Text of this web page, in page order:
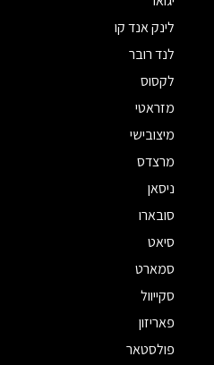
לינק אנד קו
לנד רובר
לקסוס
מזראטי
מיצובישי
מרצדס
ניסאן
סובארו
סיאט
סמארט
סקייוול
פאריזון
פולסטאר